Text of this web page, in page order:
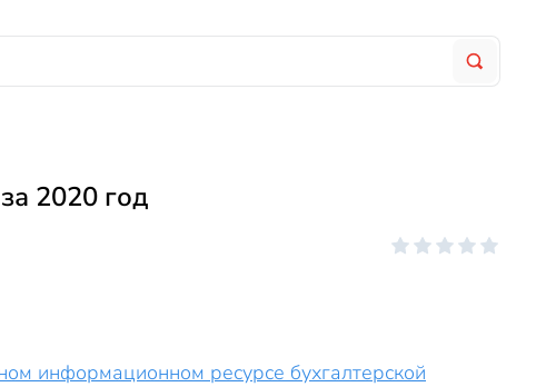
2020 год
информационном ресурсе бухгалтерской